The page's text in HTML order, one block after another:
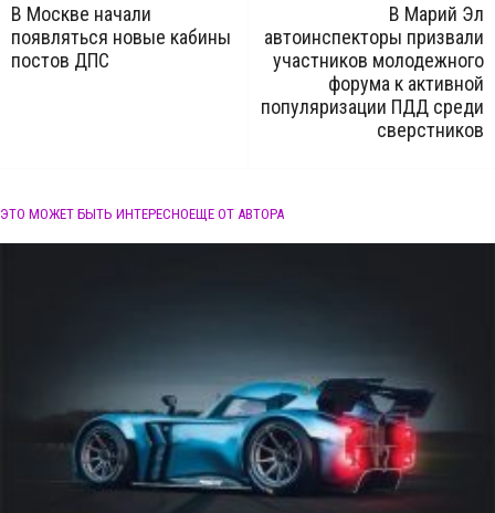
В Москве начали
появляться новые кабины
постов ДПС
В Марий Эл
автоинспекторы призвали
участников молодежного
форума к активной
популяризации ПДД среди
сверстников
ЭТО МОЖЕТ БЫТЬ ИНТЕРЕСНОЕЩЕ ОТ АВТОРА